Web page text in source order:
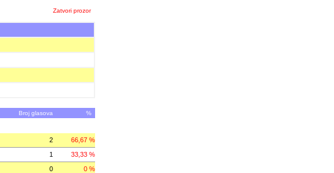
Zatvori prozor
Broj glasova %
2
66,67 %
1
33,33 %
0
0 %